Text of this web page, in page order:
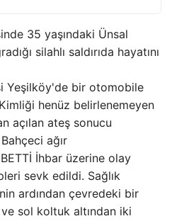
35 yaşındaki Ünsal
silahlı saldırıda hayatını
Yeşilköy'de bir otomobile
henüz belirlenemeyen
açılan ateş sonucu
ağır
İhbar üzerine olay
sevk edildi. Sağlık
ardından çevredeki bir
sol koltuk altından iki